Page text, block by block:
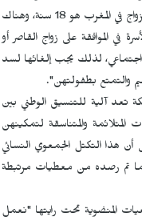
وأكدت أن منع زواج القاصرات يحتل حيزاً هاماً في النقاشات التي تجريها المؤسسات النسوية "السن القانوني للزواج في المغرب هو 18 سنة، وهناك
شؤون الأسرة في الموافقة على زواج القاصر أو
لذلك يجب إلغائها لسد
والتمتع بطفولتهن".
تعد آلية للتنسيق الوطني بين
والمتناسقة لتمكينهن
هذا التكتل الجمعوي النسائي
ما تم رصده من معطيات مرتبطة
المنضوية تحت رايتها "نعمل